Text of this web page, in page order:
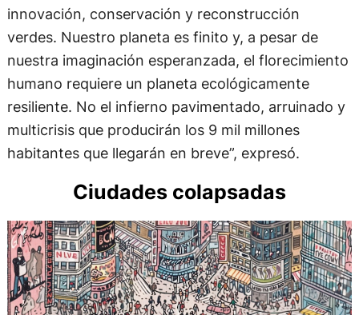
innovación, conservación y reconstrucción
verdes. Nuestro planeta es finito y, a pesar de
nuestra imaginación esperanzada, el florecimiento
humano requiere un planeta ecológicamente
resiliente. No el infierno pavimentado, arruinado y
multicrisis que producirán los 9 mil millones
habitantes que llegarán en breve”, expresó.
Ciudades colapsadas